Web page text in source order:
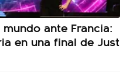
ante Francia:
en una final de Just